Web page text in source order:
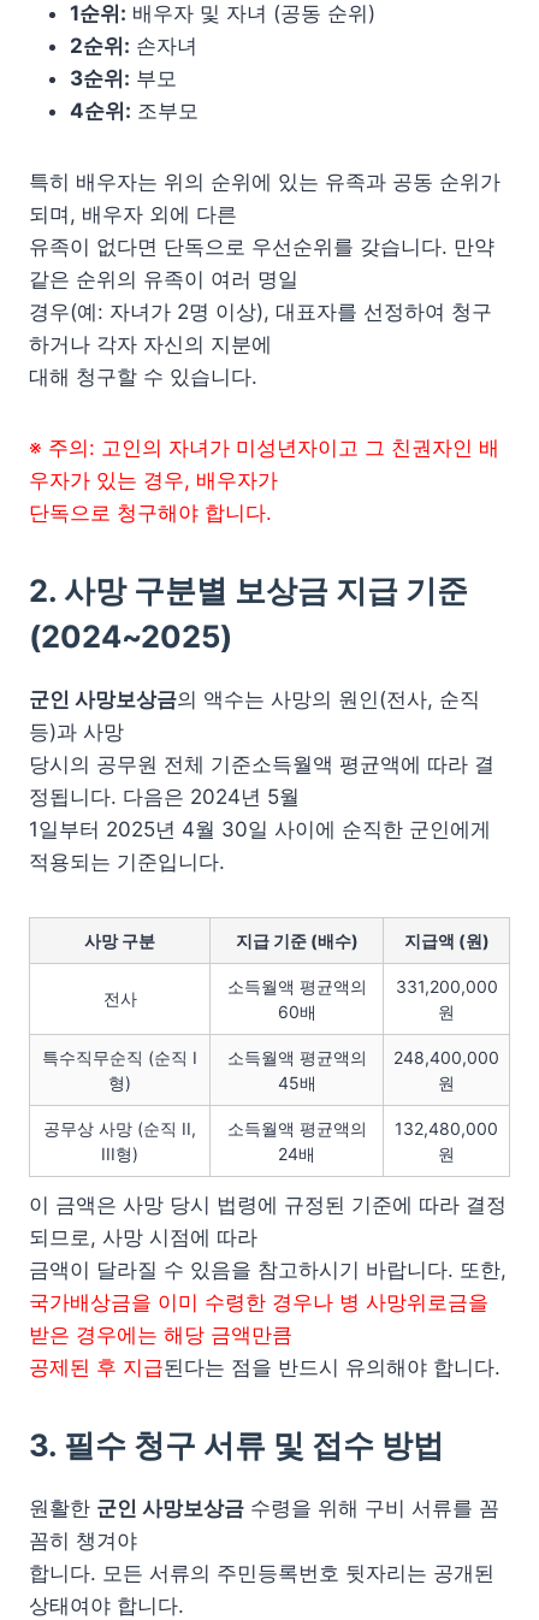
1순위: 배우자 및 자녀 (공동 순위)
2순위: 손자녀
3순위: 부모
4순위: 조부모
특히 배우자는 위의 순위에 있는 유족과 공동 순위가
되며, 배우자 외에 다른
유족이 없다면 단독으로 우선순위를 갖습니다. 만약
같은 순위의 유족이 여러 명일
경우(예: 자녀가 2명 이상), 대표자를 선정하여 청구
하거나 각자 자신의 지분에
대해 청구할 수 있습니다.
※ 주의: 고인의 자녀가 미성년자이고 그 친권자인 배
우자가 있는 경우, 배우자가
단독으로 청구해야 합니다.
2. 사망 구분별 보상금 지급 기준
(2024~2025)
군인 사망보상금의 액수는 사망의 원인(전사, 순직
등)과 사망
당시의 공무원 전체 기준소득월액 평균액에 따라 결
정됩니다. 다음은 2024년 5월
1일부터 2025년 4월 30일 사이에 순직한 군인에게
적용되는 기준입니다.
사망 구분 지급 기준 (배수) 지급액 (원)
전사
소득월액 평균액의
60배
331,200,000
원
특수직무순직 (순직 I
형)
소득월액 평균액의
45배
248,400,000
원
공무상 사망 (순직 II,
III형)
소득월액 평균액의
24배
132,480,000
원
이 금액은 사망 당시 법령에 규정된 기준에 따라 결정
되므로, 사망 시점에 따라
금액이 달라질 수 있음을 참고하시기 바랍니다. 또한,
국가배상금을 이미 수령한 경우나 병 사망위로금을
받은 경우에는 해당 금액만큼
공제된 후 지급된다는 점을 반드시 유의해야 합니다.
3. 필수 청구 서류 및 접수 방법
원활한 군인 사망보상금 수령을 위해 구비 서류를 꼼
꼼히 챙겨야
합니다. 모든 서류의 주민등록번호 뒷자리는 공개된
상태여야 합니다.